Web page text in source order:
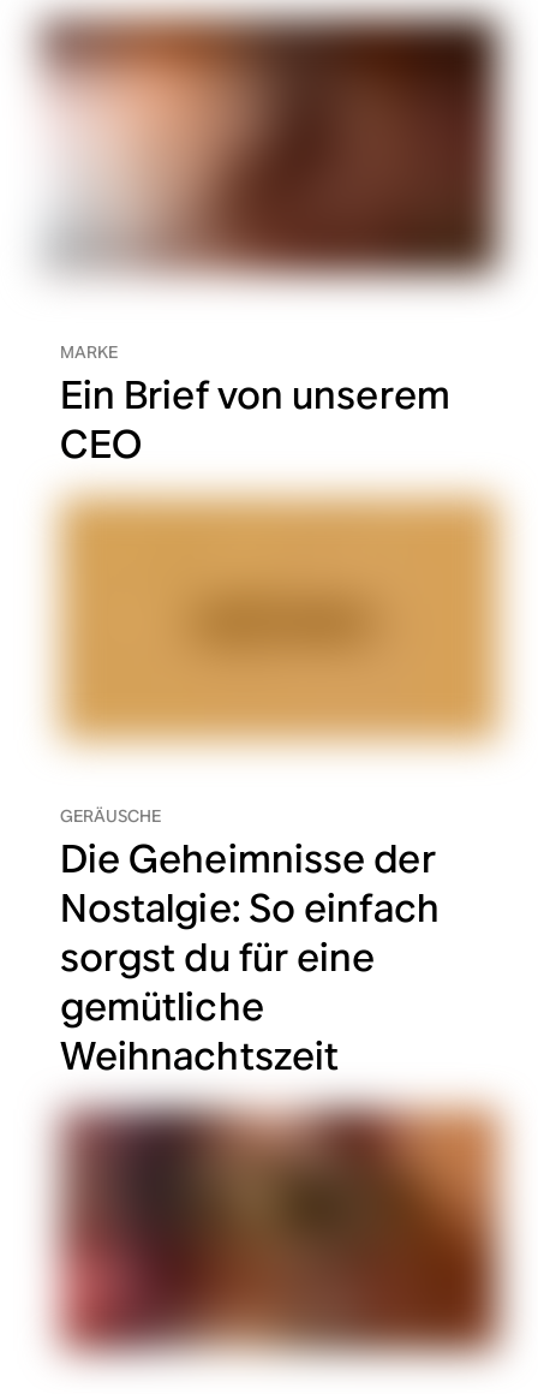
MARKE
Ein Brief von unserem
CEO
GERÄUSCHE
Die Geheimnisse der
Nostalgie: So einfach
sorgst du für eine
gemütliche
Weihnachtszeit